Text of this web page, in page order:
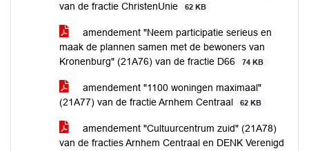
van de fractie ChristenUnie
62 KB
amendement "Neem participatie serieus en
maak de plannen samen met de bewoners van
Kronenburg" (21A76) van de fractie D66
74 KB
amendement "1100 woningen maximaal"
(21A77) van de fractie Arnhem Centraal
62 KB
amendement "Cultuurcentrum zuid" (21A78)
van de fracties Arnhem Centraal en DENK Verenigd